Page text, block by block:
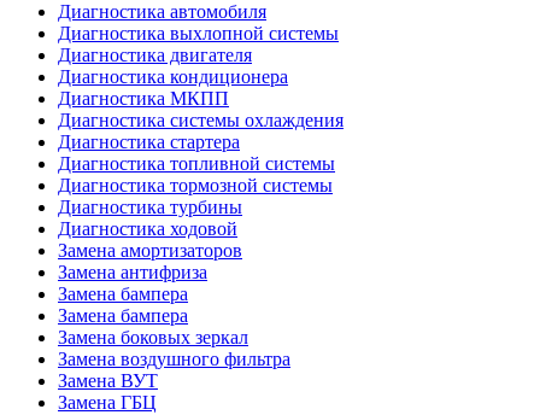
Диагностика автомобиля
Диагностика выхлопной системы
Диагностика двигателя
Диагностика кондиционера
Диагностика МКПП
Диагностика системы охлаждения
Диагностика стартера
Диагностика топливной системы
Диагностика тормозной системы
Диагностика турбины
Диагностика ходовой
Замена амортизаторов
Замена антифриза
Замена бампера
Замена бампера
Замена боковых зеркал
Замена воздушного фильтра
Замена ВУТ
Замена ГБЦ